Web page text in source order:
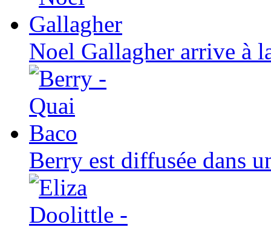
Noel Gallagher arrive à
Berry est diffusée dans